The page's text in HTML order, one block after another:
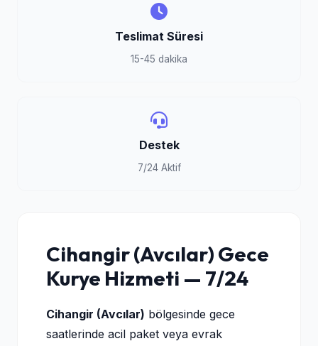
Teslimat Süresi
15-45 dakika
Destek
7/24 Aktif
Cihangir (Avcılar) Gece
Kurye Hizmeti — 7/24
Cihangir (Avcılar) bölgesinde gece
saatlerinde acil paket veya evrak